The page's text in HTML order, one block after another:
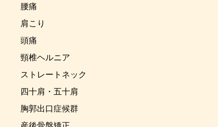
腰痛
肩こり
頭痛
頸椎ヘルニア
ストレートネック
四十肩・五十肩
胸郭出口症候群